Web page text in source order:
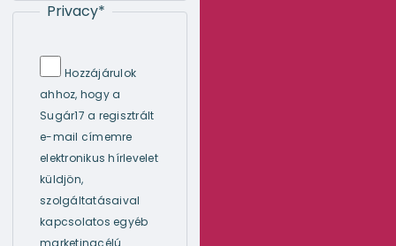
Privacy*
Hozzájárulok
ahhoz, hogy a
Sugár17 a regisztrált
e-mail címemre
elektronikus hírlevelet
küldjön,
szolgáltatásaival
kapcsolatos egyéb